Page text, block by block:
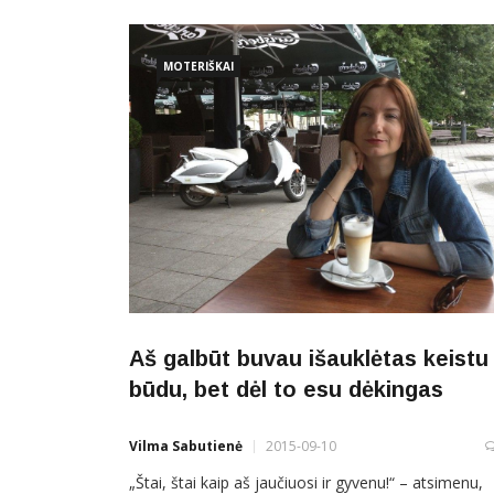
tiesioginę transliaciją žiūrovai
MOTERIŠKAI
Aš galbūt buvau išauklėtas keistu
būdu, bet dėl to esu dėkingas
Vilma Sabutienė 2015-09-10
„Štai, štai kaip aš jaučiuosi ir gyvenu!“ – atsimenu,